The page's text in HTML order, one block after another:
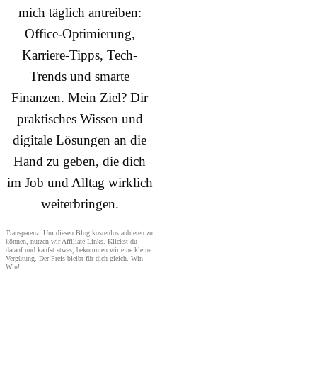
mich täglich antreiben:
Office-Optimierung,
Karriere-Tipps, Tech-
Trends und smarte
Finanzen. Mein Ziel? Dir
praktisches Wissen und
digitale Lösungen an die
Hand zu geben, die dich
im Job und Alltag wirklich
weiterbringen.
Transparenz: Um diesen Blog kostenlos anbieten zu
können, nutzen wir Affiliate-Links. Klickst du
darauf und kaufst etwas, bekommen wir eine kleine
Vergütung. Der Preis bleibt für dich gleich. Win-
Win!